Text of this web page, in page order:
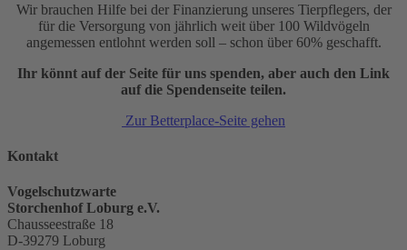
Wir brauchen Hilfe bei der Finanzierung unseres Tierpflegers, der
für die Versorgung von jährlich weit über 100 Wildvögeln
angemessen entlohnt werden soll – schon über 60% geschafft.
Ihr könnt auf der Seite für uns spenden, aber auch den Link
auf die Spendenseite teilen.
Zur Betterplace-Seite gehen
Kontakt
Vogelschutzwarte
Storchenhof Loburg e.V.
Chausseestraße 18
D-39279 Loburg